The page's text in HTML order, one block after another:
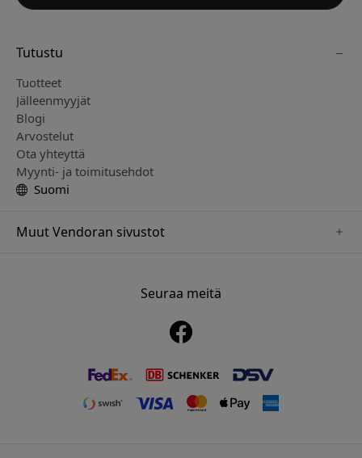
Tutustu
Tuotteet
Jälleenmyyjät
Blogi
Arvostelut
Ota yhteyttä
Myynti- ja toimitusehdot
Suomi
Muut Vendoran sivustot
www.nordicsmartlight.seSeuraa meitä